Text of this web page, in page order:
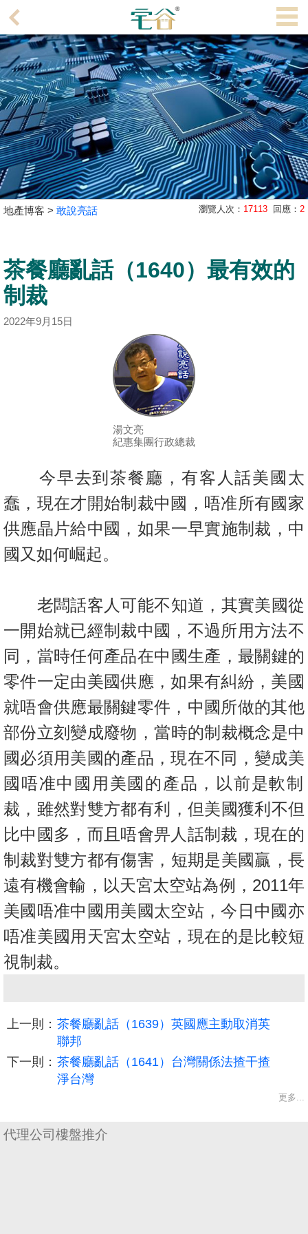
理
主
頁
搵
樓/
成
交
業
主
宅
谷
按
聞
數
據
置
業
手
冊
關
於
我
們
藏
地產博客 > 敢說亮話 瀏覽人次： 17113 回應： 2
茶餐廳亂話（1640）最有效的
制裁
2022年9月15日
湯文亮
紀惠集團行政總裁
今早去到茶餐廳，有客人話美國太
蠢，現在才開始制裁中國，唔准所有國家
供應晶片給中國，如果一早實施制裁，中
國又如何崛起。
老闆話客人可能不知道，其實美國從
一開始就已經制裁中國，不過所用方法不
同，當時任何產品在中國生產，最關鍵的
零件一定由美國供應，如果有糾紛，美國
就唔會供應最關鍵零件， 中國所做的其他
部份立刻變成廢物，當時的制裁概念是中
國必須用美國的產品，現在不同，變成美
國唔准中國用美國的產品， 以前是軟制
裁，雖然對雙方都有利，但美國獲利不但
比中國多，而且 唔會畀人話制裁，現在的
制裁對雙方都有傷害，短期是美國贏，長
遠有機會輸，以天宮太空站為例，2011年
美國唔准中國用美國太空站，今日中國亦
唔准美國用天宮太空站，現在的是比較短
視制裁。
上一則： 茶餐廳亂話（1639）英國應主動取消英
聯邦
下一則： 茶餐廳亂話（1641）台灣關係法揸干揸
淨台灣
更多...
代理公司樓盤推介